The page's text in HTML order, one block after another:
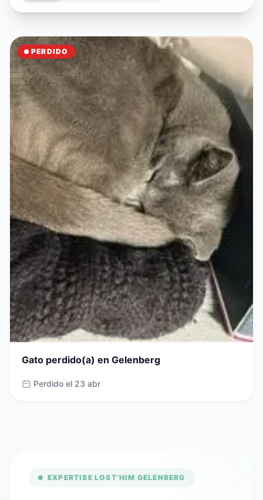
PERDIDO
Gato perdido(a) en Gelenberg
Perdido el 23 abr
EXPERTISE LOST’HIM GELENBERG